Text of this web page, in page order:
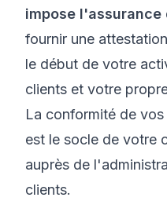
impose l'assurance
fournir une
le début de votre
clients et votre
La conformité de
est le socle de votre
auprès de
clients.